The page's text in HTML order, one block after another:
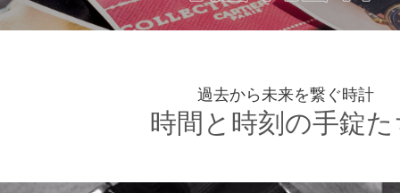
過去から未来を繋ぐ時計
時間と時刻の手錠